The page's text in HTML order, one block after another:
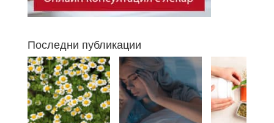
Последни публикации